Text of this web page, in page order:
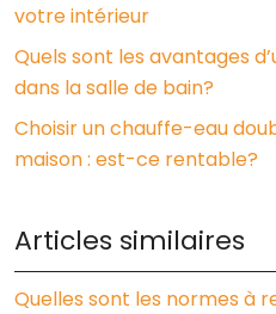
votre intérieur
Quels sont les avantages
dans la salle de bain?
Choisir un chauffe-eau
maison : est-ce rentable?
Articles similaires
Quelles sont les normes à